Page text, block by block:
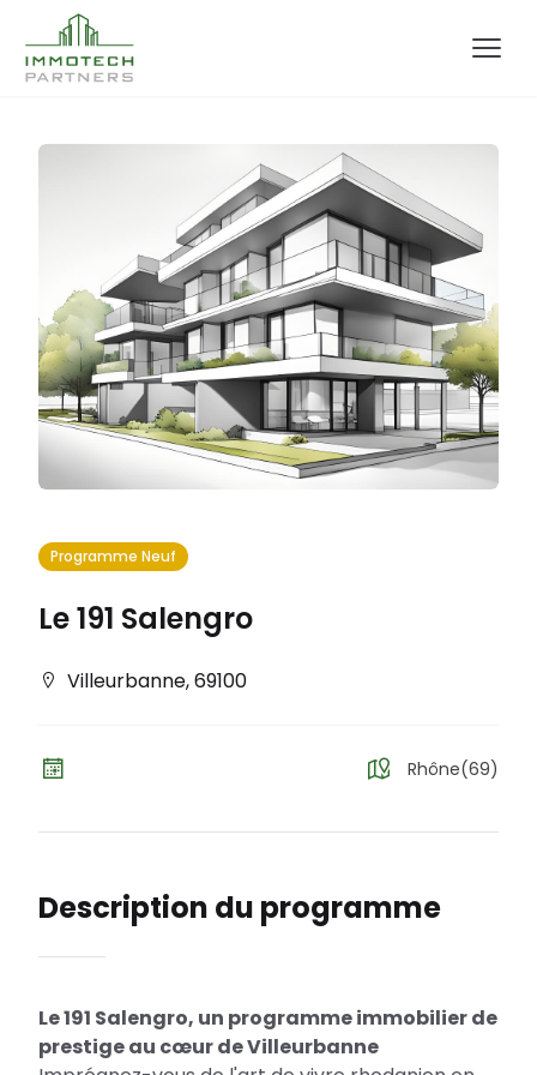
Programme Neuf
Le 191 Salengro
Villeurbanne,69100
Rhône(69)
Description du programme
Le 191 Salengro, un programme immobilier de
prestige au cœur de Villeurbanne